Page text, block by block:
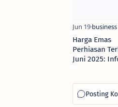
Harga Emas
Perhiasan
Juni 2025:
Emas